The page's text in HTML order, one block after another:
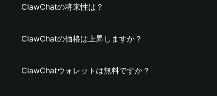
ClawChatの将来性は？
ClawChatの価格は上昇しますか？
ClawChatウォレットは無料ですか？